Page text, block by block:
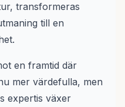
transformeras
till en
en framtid där
mer värdefulla, men
expertis växer